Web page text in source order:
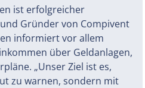
ist erfolgreicher
Gründer von Compivent
informiert vor allem
über Geldanlagen,
„Unser Ziel ist es,
zu warnen, sondern mit